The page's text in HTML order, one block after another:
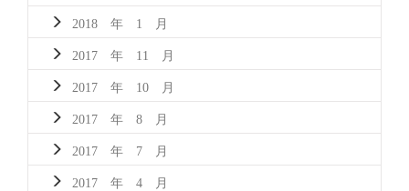
2018 年 1 月
2017 年 11 月
2017 年 10 月
2017 年 8 月
2017 年 7 月
2017 年 4 月